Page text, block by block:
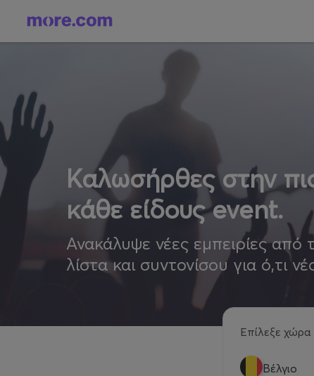
Καλωσήρθες στην
κάθε είδους event.
Ανακάλυψε νέες εμπειρίες
λίστα και συντονίσου για ό,τι
Επίλεξε χώρα
Βέλγιο